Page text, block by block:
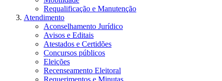
Requalificação e Manutenção
Atendimento
Aconselhamento Jurídico
Avisos e Editais
Atestados e Certidões
Concursos públicos
Eleições
Recenseamento Eleitoral
Requerimentos e Minutas